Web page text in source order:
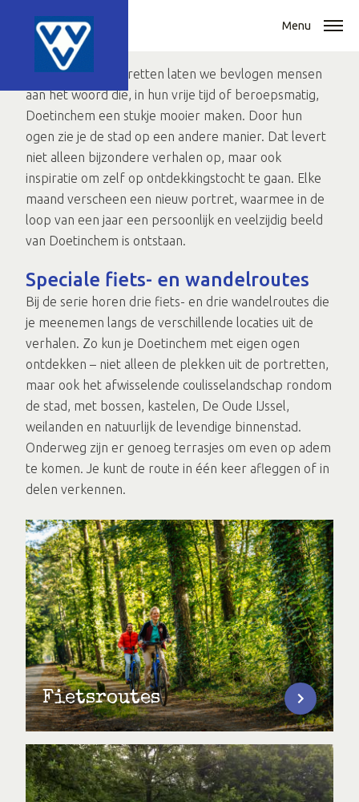
Menu
In deze serie portretten laten we bevlogen mensen
aan het woord die, in hun vrije tijd of beroepsmatig,
Doetinchem een stukje mooier maken. Door hun
ogen zie je de stad op een andere manier. Dat levert
niet alleen bijzondere verhalen op, maar ook
inspiratie om zelf op ontdekkingstocht te gaan. Elke
maand verscheen een nieuw portret, waarmee in de
loop van een jaar een persoonlijk en veelzijdig beeld
van Doetinchem is ontstaan.
Speciale fiets- en wandelroutes
Bij de serie horen drie fiets- en drie wandelroutes die
je meenemen langs de verschillende locaties uit de
verhalen. Zo kun je Doetinchem met eigen ogen
ontdekken – niet alleen de plekken uit de portretten,
maar ook het afwisselende coulisselandschap rondom
de stad, met bossen, kastelen, De Oude IJssel,
weilanden en natuurlijk de levendige binnenstad.
Onderweg zijn er genoeg terrasjes om even op adem
te komen. Je kunt de route in één keer afleggen of in
delen verkennen.
Fietsroutes